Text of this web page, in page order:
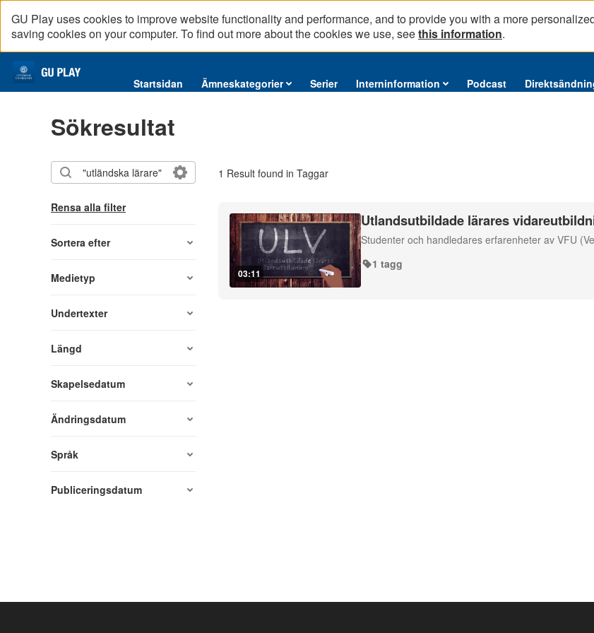
GU Play uses cookies to improve website functionality and performance, and to provide you with a more
saving cookies on your computer. To find out more about the cookies we use, seethis information.
Startsidan
Serier
Podcast
English content
Startsidan Ämneskategorier Serier Interninformation Podcast
Sökresultat
Rensa alla filter
Sortera efter
Medietyp
Undertexter
Längd
Skapelsedatum
Ändringsdatum
Språk
Publiceringsdatum
1 Result found in Taggar
03:11
Utlandsutbildade lärares
Studenter och handledares erfarenheter av VFU
1 tagg